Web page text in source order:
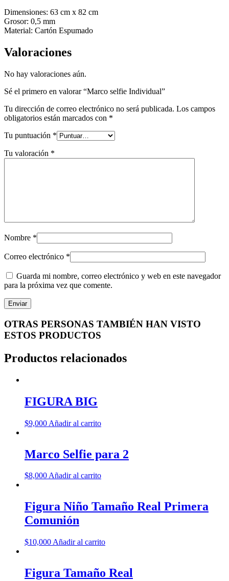
Dimensiones: 63 cm x 82 cm
Grosor: 0,5 mm
Material: Cartón Espumado
Valoraciones
No hay valoraciones aún.
Sé el primero en valorar “Marco selfie Individual”
Tu dirección de correo electrónico no será publicada. Los campos
obligatorios están marcados con *
Tu puntuación *
Tu valoración *
Nombre *
Correo electrónico *
Guarda mi nombre, correo electrónico y web en este navegador
para la próxima vez que comente.
OTRAS PERSONAS TAMBIÉN HAN VISTO
ESTOS PRODUCTOS
Productos relacionados
FIGURA BIG
$9,000 Añadir al carrito
Marco Selfie para 2
$8,000Añadir al carrito
Figura Niño Tamaño Real Primera
Comunión
$10,000 Añadir al carrito
Figura Tamaño Real